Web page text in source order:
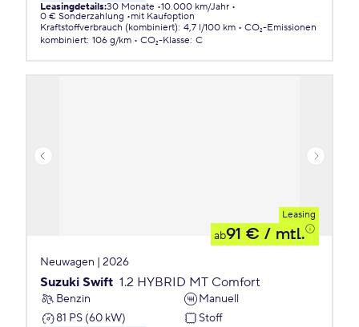
Leasingdetails:30 Monate 10.000 km/Jahr
0 € Sonderzahlung
mit Kaufoption
Kraftstoffverbrauch (kombiniert): 4,7 l/100 km
CO₂-Emissionen
kombiniert: 106 g/km CO₂-Klasse: C
Leasing
ab91 € / mtl.
Neuwagen | 2026
Suzuki Swift 1.2 HYBRID MT Comfort
Benzin
Manuell
81 PS (60 kW)
Stoff